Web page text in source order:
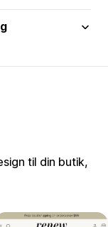
til din butik,